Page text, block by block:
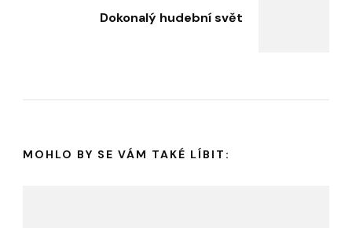
Dokonalý hudební svět
MOHLO BY SE VÁM TAKÉ LÍBIT: